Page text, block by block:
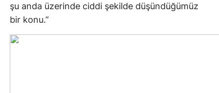
şu anda üzerinde ciddi şekilde düşündüğümüz
bir konu.”